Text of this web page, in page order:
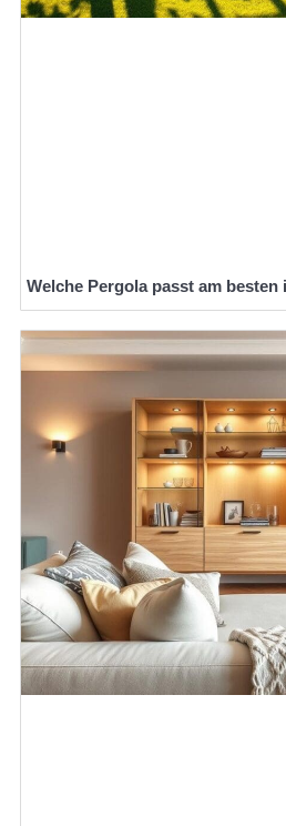
Welche Pergola passt am besten